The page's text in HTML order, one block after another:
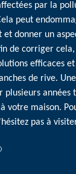
par la
peut
donner un
de corriger cela,
efficaces
de rive.
plusieurs années
votre maison.
pas à